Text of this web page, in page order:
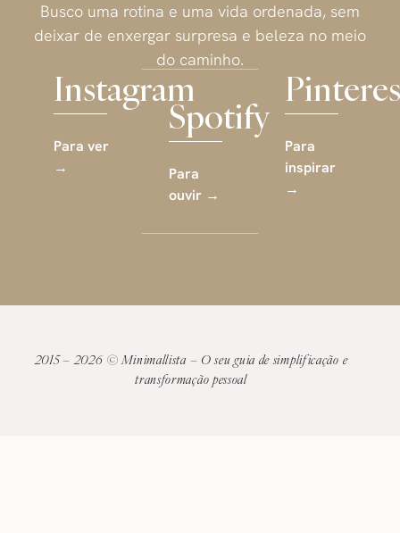
Busco uma rotina e uma vida ordenada, sem
deixar de enxergar surpresa e beleza no meio
do caminho.
Instagram
Para ver
→
Spotify
Para
ouvir →
Para
inspirar
→
2015 – 2026 © Minimallista – O seu guia de simplificação e
transformação pessoal